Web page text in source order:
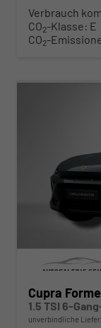
Verbrauch
CO2-Klasse: E
CO2-
Cupra
1.5 TSI 6-
unverbindliche